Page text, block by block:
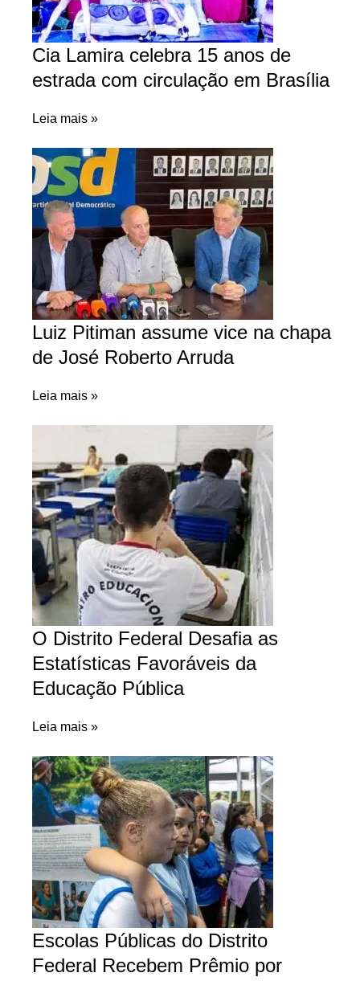
Cia Lamira celebra 15 anos de
estrada com circulação em Brasília
Leia mais »
Luiz Pitiman assume vice na chapa
de José Roberto Arruda
Leia mais »
O Distrito Federal Desafia as
Estatísticas Favoráveis da
Educação Pública
Leia mais »
Escolas Públicas do Distrito
Federal Recebem Prêmio por